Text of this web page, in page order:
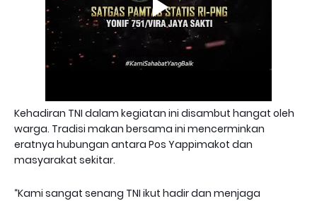
Kehadiran TNI dalam kegiatan ini disambut hangat oleh
warga. Tradisi makan bersama ini mencerminkan
eratnya hubungan antara Pos Yappimakot dan
masyarakat sekitar.
“Kami sangat senang TNI ikut hadir dan menjaga